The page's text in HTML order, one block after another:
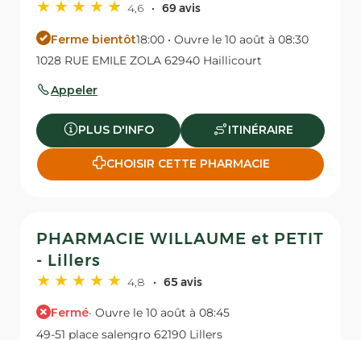
4,6 69 avis
Ferme bientôt18:00 • Ouvre le 10 août à 08:30
1028 RUE EMILE ZOLA 62940 Haillicourt
Appeler
PLUS D'INFO ITINÉRAIRE
CHOISIR CETTE PHARMACIE
PHARMACIE WILLAUME et PETIT
- Lillers
4,8 65 avis
Fermé· Ouvre le 10 août à 08:45
49-51 place salengro 62190 Lillers